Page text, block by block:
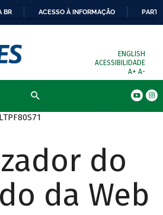
BR ACESSO À INFORMAÇÃO
ENGLISH
ACESSIBILIDADE
A+ A-
do
da Web